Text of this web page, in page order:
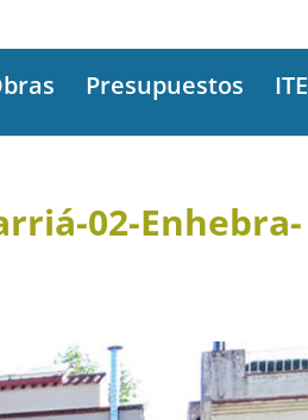
Presupuestos ITE
02-Enhebra-